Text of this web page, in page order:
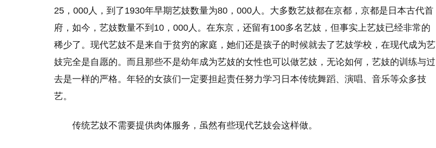
25，000人，到了1930年早期艺妓数量为80，000人。大多数艺妓都在京都，京都是日本古代首
府，如今，艺妓数量不到10，000人。在东京，还留有100多名艺妓，但事实上艺妓已经非常的
稀少了。现代艺妓不是来自于贫穷的家庭，她们还是孩子的时候就去了艺妓学校，在现代成为艺
妓完全是自愿的。而且那些不是幼年成为艺妓的女性也可以做艺妓，无论如何，艺妓的训练与过
去是一样的严格。年轻的女孩们一定要担起责任努力学习日本传统舞蹈、演唱、音乐等众多技
艺。
传统艺妓不需要提供肉体服务，虽然有些现代艺妓会这样做。